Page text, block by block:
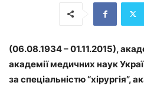
(06.08.1934 – 01.11.2015),
академії медичних наук
за спеціальністю “хірургія”,